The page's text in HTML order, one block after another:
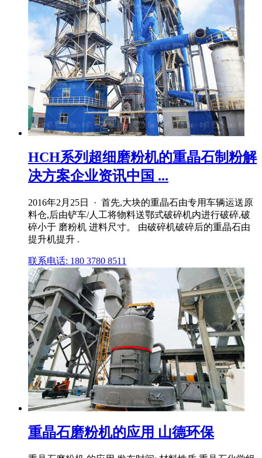
HCH系列超细磨粉机的重晶石制粉解
决方案企业资讯中国 ...
2016年2月25日 · 首先,大块的重晶石由专用车辆运送原
料仓,后由铲车/人工将物料送鄂式破碎机内进行破碎,破
碎小于 磨粉机 进料尺寸。 由破碎机破碎后的重晶石由
提升机提升 .
联系电话: 180 3780 8511
重晶石磨粉机的应用 山德环保